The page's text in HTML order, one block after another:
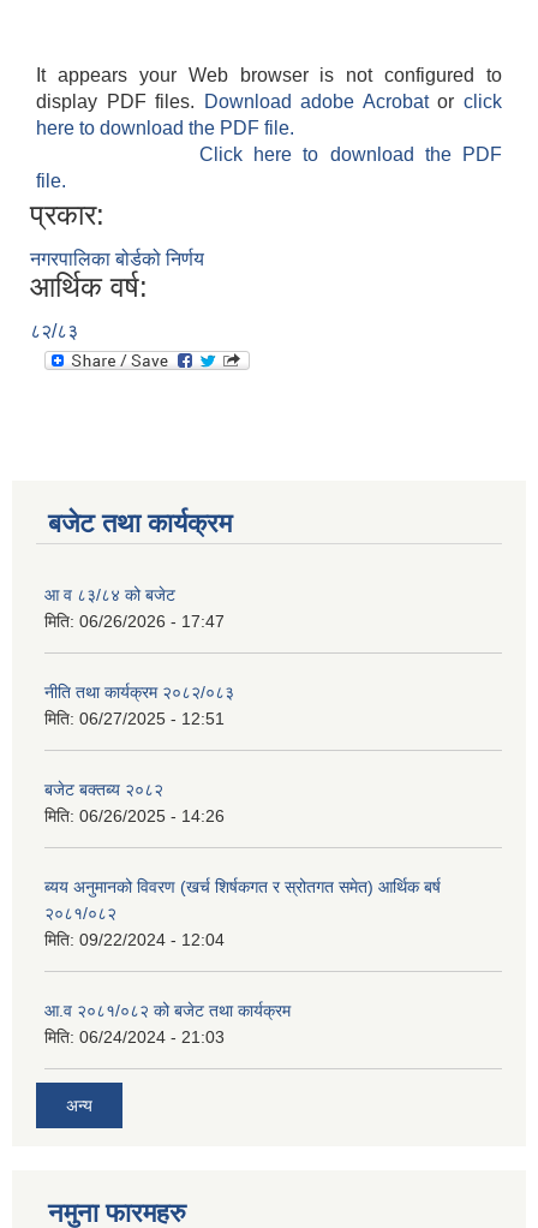
It appears your Web browser is not configured to
display PDF files.
Download adobe Acrobatorclick
here to download the PDF file.
Click here to download the PDF
file.
प्रकार:
नगरपालिका बोर्डको निर्णय
आर्थिक वर्ष:
८२/८३
बजेट तथा कार्यक्रम
आ व ८३/८४ को बजेट
मिति: 06/26/2026 - 17:47
नीति तथा कार्यक्रम २०८२/०८३
मिति: 06/27/2025 - 12:51
बजेट बक्तब्य २०८२
मिति: 06/26/2025 - 14:26
ब्यय अनुमानको विवरण (खर्च शिर्षकगत र स्रोतगत समेत) आर्थिक बर्ष
२०८१/०८२
मिति: 09/22/2024 - 12:04
आ.व २०८१/०८२ को बजेट तथा कार्यक्रम
मिति: 06/24/2024 - 21:03
अन्य
नमुना फारमहरु